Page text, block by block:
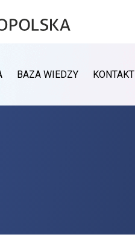
BAZA WIEDZY KONTAKT